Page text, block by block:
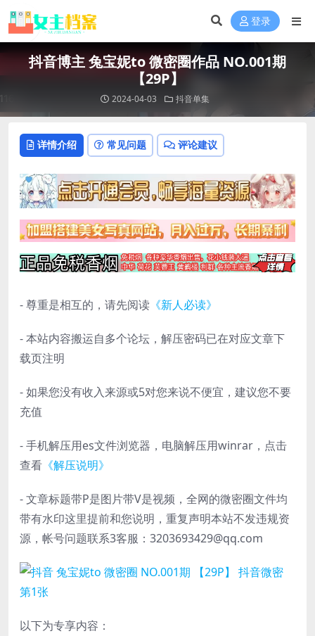
登录
抖音博主 兔宝妮to 微密圈作品 NO.001期
【29P】
2024-04-03 抖音单集
详情介绍 常见问题 评论建议
- 尊重是相互的，请先阅读 《新人必读》
- 本站内容搬运自多个论坛，解压密码已在对应文章下
载页注明
- 如果您没有收入来源或5对您来说不便宜，建议您不要
充值
- 手机解压用es文件浏览器，电脑解压用winrar，点击
查看 《解压说明》
- 文章标题带P是图片带V是视频，全网的微密圈文件均
带有水印这里提前和您说明，重复声明本站不发违规资
源，帐号问题联系3客服：3203693429@qq.com
以下为专享内容：